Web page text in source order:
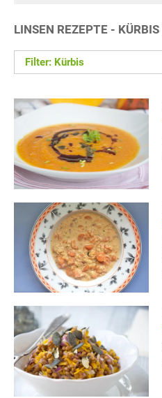
LINSEN REZEPTE - KÜRBIS
Filter: Kürbis